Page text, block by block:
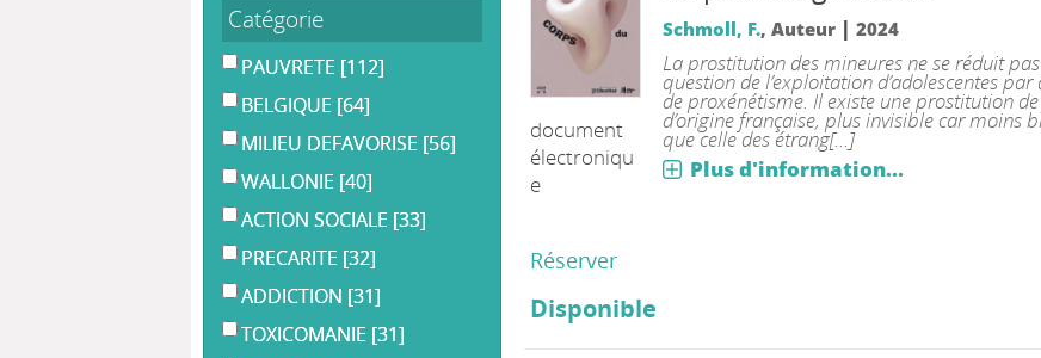
document
électroniqu
e
Schmoll, F., Auteur | 2024
La prostitution des mineures ne se réduit pas
question de l’exploitation d’adolescentes par
de proxénétisme. Il existe une prostitution
d’origine française, plus invisible car moins
que celle des étrang[...]
Plus d'information...
Réserver
Disponible
Catégorie
PAUVRETE [112]
BELGIQUE [64]
MILIEU DEFAVORISE [56]
WALLONIE [40]
ACTION SOCIALE [33]
PRECARITE [32]
ADDICTION [31]
TOXICOMANIE [31]